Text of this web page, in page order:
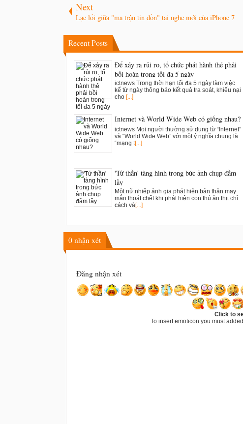
Next
Lạc lối giữa "ma trận tin đồn" tai nghe mới của iPhone 7
Recent Posts
Để xảy ra rủi ro, tổ chức phát hành thẻ phải
bồi hoàn trong tối đa 5 ngày
ictnews Trong thời hạn tối đa 5 ngày làm việc
kể từ ngày thông báo kết quả tra soát, khiếu nại
cho [...]
Internet và World Wide Web có giống nhau?
ictnews Mọi người thường sử dụng từ “Internet”
và “World Wide Web” với một ý nghĩa chung là
“mạng t[...]
'Tử thần' tàng hình trong bức ảnh chụp đầm
lầy
Một nữ nhiếp ảnh gia phát hiện bản thân may
mắn thoát chết khi phát hiện con thú ăn thịt chỉ
cách và[...]
0 nhận xét
Đăng nhận xét
Click to
To insert emoticon you must